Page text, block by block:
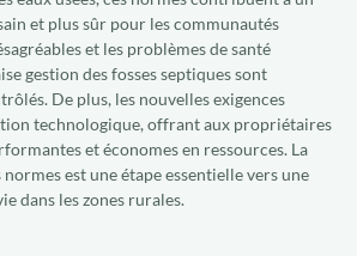
et plus sûr pour les communautés
et les problèmes de santé
gestion des fosses septiques sont
De plus, les nouvelles exigences
technologique, offrant aux propriétaires
et économes en ressources. La
est une étape essentielle vers une
dans les zones rurales.